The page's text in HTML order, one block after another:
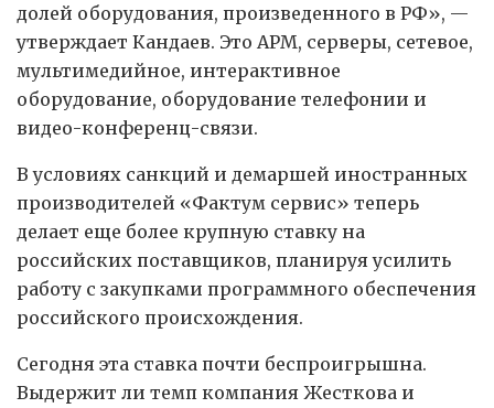
долей оборудования, произведенного в РФ», —
утверждает Кандаев. Это АРМ, серверы, сетевое,
мультимедийное, интерактивное
оборудование, оборудование телефонии и
видео-конференц-связи.
В условиях санкций и демаршей иностранных
производителей «Фактум сервис» теперь
делает еще более крупную ставку на
российских поставщиков, планируя усилить
работу с закупками программного обеспечения
российского происхождения.
Сегодня эта ставка почти беспро­игрышна.
Выдержит ли темп компания Жесткова и